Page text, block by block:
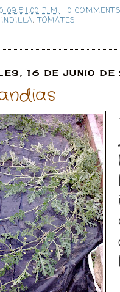
09:54:00 P. M.
0 COMMENTS
,TOMATES
16 DE JUNIO